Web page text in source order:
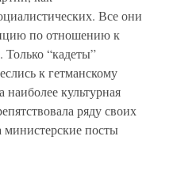
Все они
по отношению к
Только “кадеты”
к гетманскому
культурная
ряду своих
министерские посты